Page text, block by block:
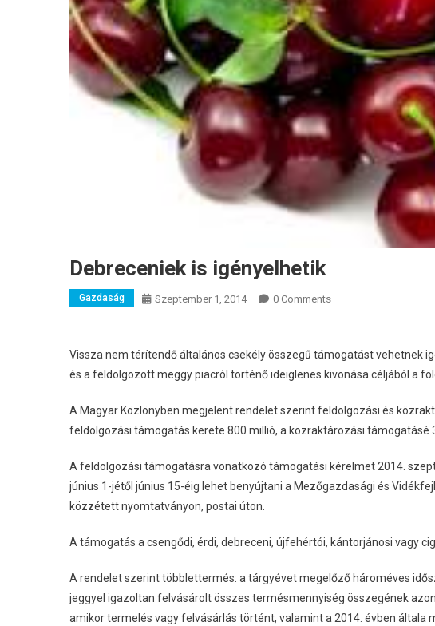
Debreceniek is igényelhetik
Gazdaság Szeptember 1, 2014 0 Comments
Vissza nem térítendő általános csekély összegű támogatást vehetnek
és a feldolgozott meggy piacról történő ideiglenes kivonása céljából a
A Magyar Közlönyben megjelent rendelet szerint feldolgozási és
feldolgozási támogatás kerete 800 millió, a közraktározási támogatásé
A feldolgozási támogatásra vonatkozó támogatási kérelmet 2014.
június 1-jétől június 15-éig lehet benyújtani a Mezőgazdasági és
közzétett nyomtatványon, postai úton.
A támogatás a csengődi, érdi, debreceni, újfehértói, kántorjánosi vagy
A rendelet szerint többlettermés: a tárgyévet megelőző hároméves
jeggyel igazoltan felvásárolt összes termésmennyiség összegének
amikor termelés vagy felvásárlás történt, valamint a 2014. évben általa